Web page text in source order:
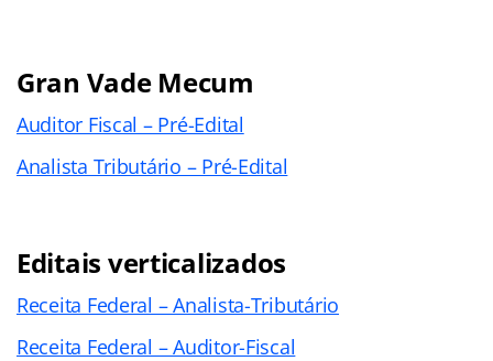
Gran Vade Mecum
Auditor Fiscal – Pré-Edital
Analista Tributário – Pré-Edital
Editais verticalizados
Receita Federal – Analista-Tributário
Receita Federal – Auditor-Fiscal